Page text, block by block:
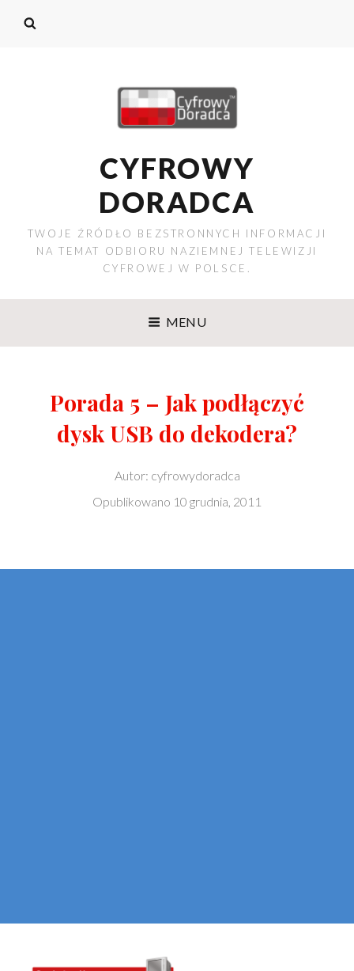
CYFROWY
DORADCA
TWOJE ŹRÓDŁO BEZSTRONNYCH INFORMACJI
NA TEMAT ODBIORU NAZIEMNEJ TELEWIZJI
CYFROWEJ W POLSCE.
MENU
Porada 5 – Jak podłączyć
dysk USB do dekodera?
Autor: cyfrowydoradca
Opublikowano 10 grudnia, 2011